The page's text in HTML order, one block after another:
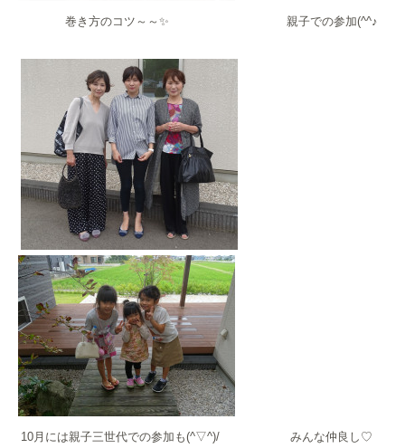
巻き方のコツ～～✨ 親子での参加(^^♪
10月には親子三世代での参加も(^▽^)/ みんな仲良し♡